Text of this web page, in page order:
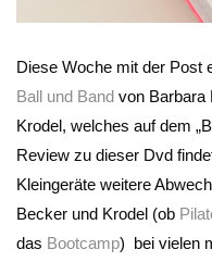
Diese Woche mit der Post
Ball und Band von Barbara
Krodel, welches auf dem
Review zu dieser Dvd
Kleingeräte weitere
Becker und Krodel (ob
das Bootcamp) bei vielen